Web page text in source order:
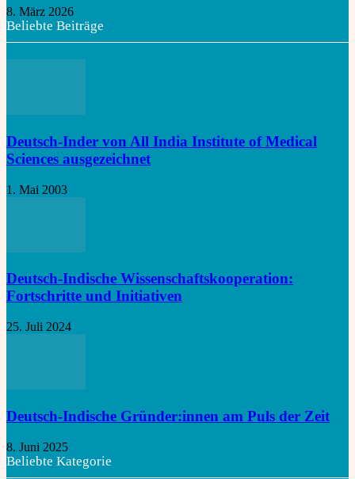
8. März 2026
Beliebte Beiträge
Deutsch-Inder von All India Institute of Medical
Sciences ausgezeichnet
1. Mai 2003
Deutsch-Indische Wissenschaftskooperation:
Fortschritte und Initiativen
25. Juli 2024
Deutsch-Indische Gründer:innen am Puls der Zeit
8. Juni 2025
Beliebte Kategorie